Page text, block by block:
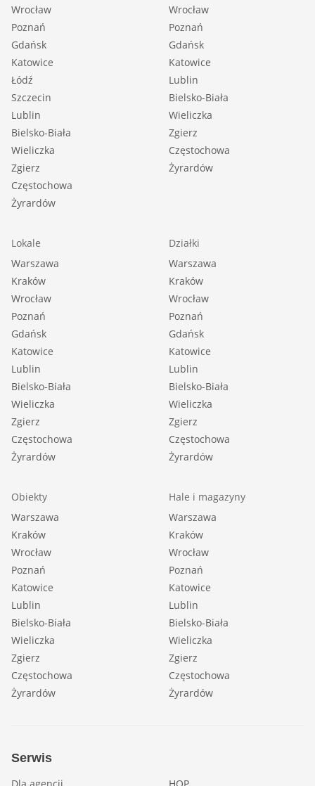
Wrocław
Poznań
Gdańsk
Katowice
Łódź
Szczecin
Lublin
Bielsko-Biała
Wieliczka
Zgierz
Częstochowa
Żyrardów
Wrocław
Poznań
Gdańsk
Katowice
Lublin
Bielsko-Biała
Wieliczka
Zgierz
Częstochowa
Żyrardów
Lokale
Warszawa
Kraków
Wrocław
Poznań
Gdańsk
Katowice
Lublin
Bielsko-Biała
Wieliczka
Zgierz
Częstochowa
Żyrardów
Działki
Warszawa
Kraków
Wrocław
Poznań
Gdańsk
Katowice
Lublin
Bielsko-Biała
Wieliczka
Zgierz
Częstochowa
Żyrardów
Obiekty
Warszawa
Kraków
Wrocław
Poznań
Katowice
Lublin
Bielsko-Biała
Wieliczka
Zgierz
Częstochowa
Żyrardów
Hale i magazyny
Warszawa
Kraków
Wrocław
Poznań
Katowice
Lublin
Bielsko-Biała
Wieliczka
Zgierz
Częstochowa
Żyrardów
Serwis